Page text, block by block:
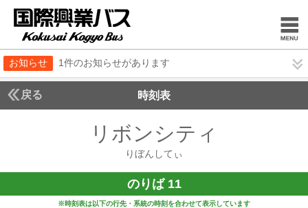
お知らせ 1件のお知らせがあります
戻る 時刻表
リボンシティ
りぼんしてぃ
のりば 11
※時刻表は以下の行先・系統の時刻を合わせて表示しています